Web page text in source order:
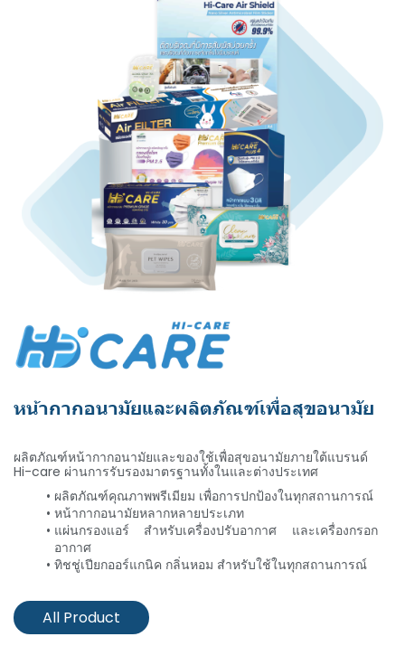
หน้ากากอนามัยและผลิตภัณฑ์เพื่อสุขอนามัย
ผลิตภัณฑ์หน้ากากอนามัยและของใช้เพื่อสุขอนามัยภายใต้แบรนด์
Hi-care ผ่านการรับรองมาตรฐานทั้งในและต่างประเทศ
ผลิตภัณฑ์คุณภาพพรีเมียม เพื่อการปกป้องในทุกสถานการณ์
หน้ากากอนามัยหลากหลายประเภท
แผ่นกรองแอร์ สำหรับเครื่องปรับอากาศ และเครื่องกรอก
อากาศ
ทิชชู่เปียกออร์แกนิค กลิ่นหอม สำหรับใช้ในทุกสถานการณ์
All Product